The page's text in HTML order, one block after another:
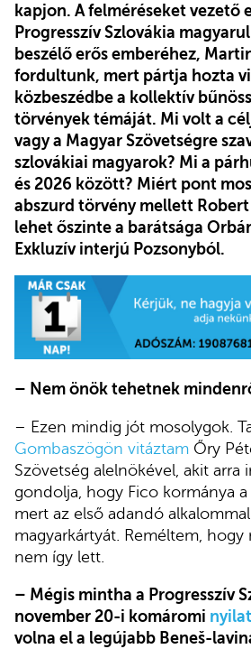
kapjon. A felméréseket vezető
Progresszív Szlovákia
beszélő erős emberéhez,
fordultunk, mert pártja hozta
közbeszédbe a kollektív
törvények témáját. Mi volt a
vagy a Magyar Szövetségre
szlovákiai magyarok? Mi a
és 2026 között? Miért pont
abszurd törvény mellett
lehet őszinte a barátsága
Exkluzív interjú Pozsonyból.
– Nem önök tehetnek
– Ezen mindig jót mosolygok.
Gombaszögön vitáztam Őry
Szövetség alelnökével, akit arra
gondolja, hogy Fico kormánya a
mert az első adandó
magyarkártyát. Reméltem, hogy
nem így lett.
– Mégis mintha a Progresszív
november 20-i komáromi
volna el a legújabb Beneš-